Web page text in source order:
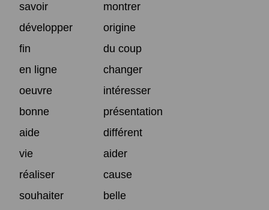
savoir
montrer
développer
origine
fin
du coup
en ligne
changer
oeuvre
intéresser
bonne
présentation
aide
différent
vie
aider
réaliser
cause
souhaiter
belle